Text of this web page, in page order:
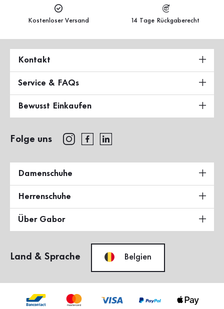
Kostenloser Versand 14 Tage Rückgaberecht
Kontakt
Service & FAQs
Bewusst Einkaufen
Folge uns
Damenschuhe
Herrenschuhe
Über Gabor
Land & Sprache Belgien